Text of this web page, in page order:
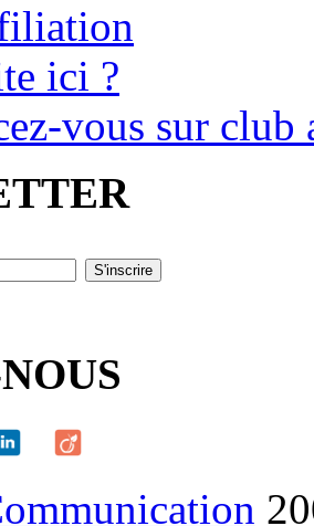
ici ?
vous sur